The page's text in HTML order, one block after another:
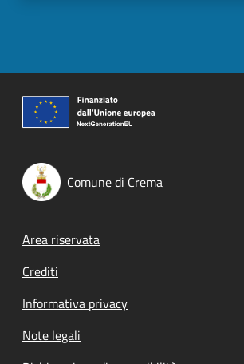
Comune di Crema
Footer menu
Area riservata
Crediti
Informativa privacy
Note legali